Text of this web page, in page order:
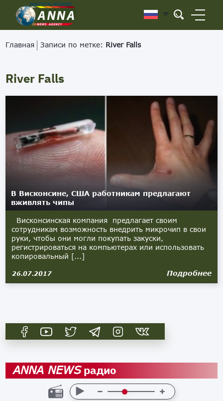
Главная Записи по метке: River Falls
River Falls
В Висконсине, США работникам предлагают
вживлять чипы
Висконсинская компания предлагает своим
сотрудникам возможность внедрить микрочип в свои
руки, чтобы они могли покупать закуски,
регистрироваться на компьютерах или использовать
копировальный [...]
26.07.2017 Подробнее
ANNA NEWSрадио